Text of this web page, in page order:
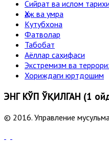
Сийрат ва ислом тарихи
Ҳаж ва умра
Кутубхона
Фатволар
Табобат
Аёллар саҳифаси
Экстремизм ва
Хориждаги юртдошим
ЭНГ КЎП ЎҚИЛГАН (1
© 2016. Управление